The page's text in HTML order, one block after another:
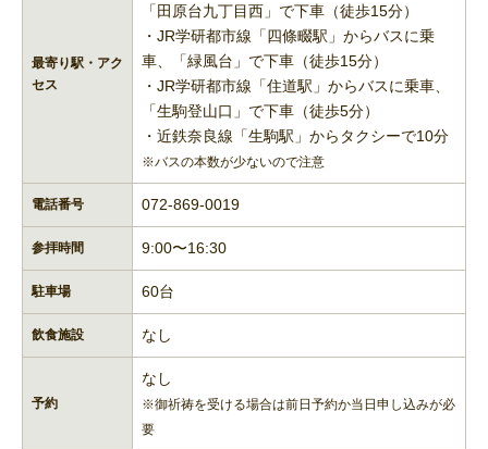
最寄り駅・アク
セス
「田原台九丁目西」で下車（徒歩15分）
・JR学研都市線「四條畷駅」からバスに乗
車、「緑風台」で下車（徒歩15分）
・JR学研都市線「住道駅」からバスに乗車、
「生駒登山口」で下車（徒歩5分）
・近鉄奈良線「生駒駅」からタクシーで10分
※バスの本数が少ないので注意
電話番号 072-869-0019
参拝時間 9:00〜16:30​
駐車場 60台
飲食施設 なし
予約
なし
※御祈祷を受ける場合は前日予約か当日申し込みが必
要